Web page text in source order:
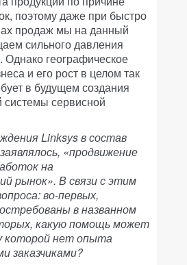
поэтому даже при быстро
продаж мы на данный
сильного давления
географическое
и его рост в целом так
в будущем создания
системы сервисной
Linksys в состав
«продвижение
на
рынок». В связи с этим
во-первых,
в названном
какую помощь может
которой нет опыта
заказчиками?